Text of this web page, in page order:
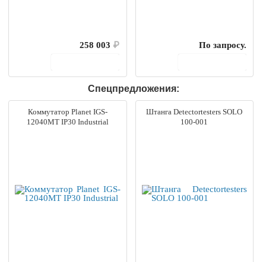
258 003 ₽
По запросу.
Спецпредложения:
Коммутатор Planet IGS-
12040MT IP30 Industrial
Штанга Detectortesters SOLO
100-001